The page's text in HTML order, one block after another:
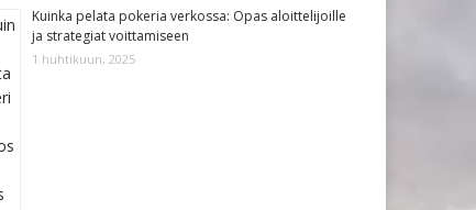
Kuinka pelata pokeria verkossa: Opas aloittelijoille
ja strategiat voittamiseen
1 huhtikuun, 2025